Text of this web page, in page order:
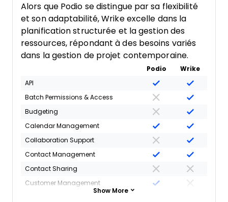
Alors que Podio se distingue par sa flexibilité
et son adaptabilité, Wrike excelle dans la
planification structurée et la gestion des
ressources, répondant à des besoins variés
dans la gestion de projet contemporaine.
Podio
Wrike
API
Batch Permissions & Access
Budgeting
Calendar Management
Collaboration Support
Contact Management
Contact Sharing
Customer Management
Show More